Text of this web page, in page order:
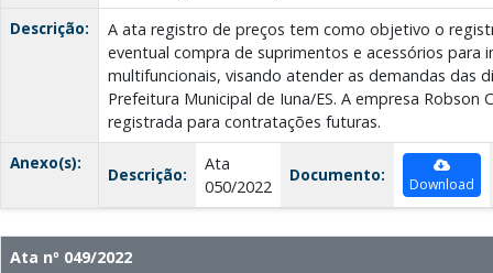
Descrição:
A ata registro de preços tem como objetivo o
eventual compra de suprimentos e acessórios para
multifuncionais, visando atender as demandas das
Prefeitura Municipal de Iuna/ES. A empresa Robson
registrada para contratações futuras.
Anexo(s):
Descrição:
Ata
050/2022
Documento: Download
Ata nº 049/2022